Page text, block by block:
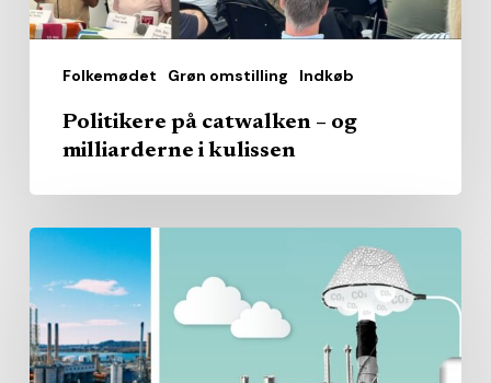
Folkemødet Grøn omstilling Indkøb
Politikere på catwalken – og
milliarderne i kulissen
16,5
milliarder
fra
staten
skal